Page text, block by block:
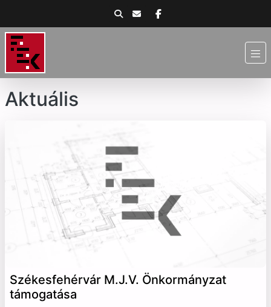
Aktuális
Székesfehérvár M.J.V. Önkormányzat
támogatása